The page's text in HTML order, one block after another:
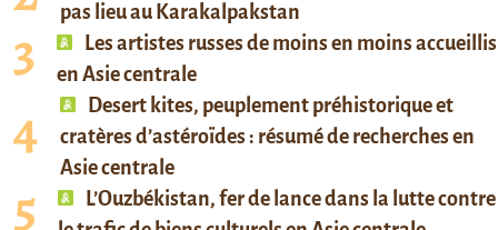
pas lieu au Karakalpakstan
Les artistes russes de moins en moins accueillis
en Asie centrale
Desert kites, peuplement préhistorique et
cratères d’astéroïdes : résumé de recherches en
Asie centrale
L’Ouzbékistan, fer de lance dans la lutte contre